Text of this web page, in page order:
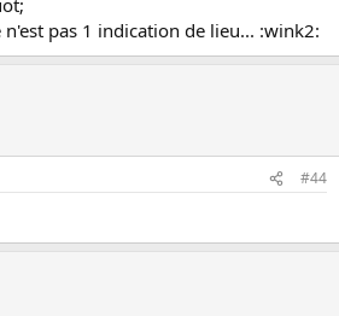
n'est pas 1 indication de lieu... :wink2:
#44